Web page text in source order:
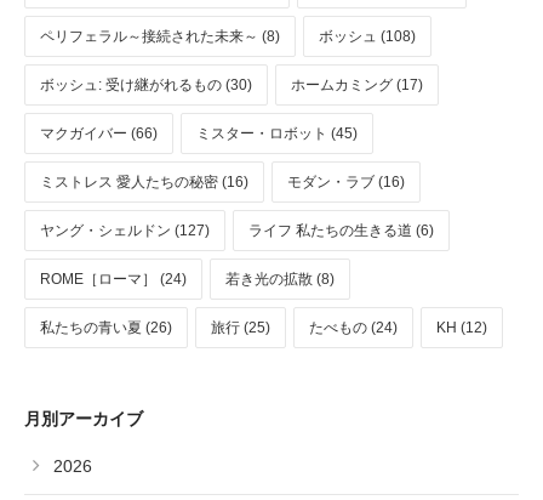
ペリフェラル～接続された未来～ (8) ボッシュ (108)
ボッシュ: 受け継がれるもの (30) ホームカミング (17)
マクガイバー (66) ミスター・ロボット (45)
ミストレス 愛人たちの秘密 (16) モダン・ラブ (16)
ヤング・シェルドン (127) ライフ 私たちの生きる道 (6)
ROME［ローマ］ (24) 若き光の拡散 (8)
私たちの青い夏 (26) 旅行 (25) たべもの (24) KH (12)
月別アーカイブ
2026